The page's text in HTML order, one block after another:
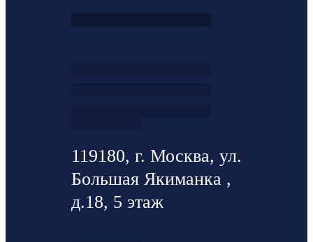
119180, г. Москва, ул.
Большая Якиманка ,
д.18, 5 этаж